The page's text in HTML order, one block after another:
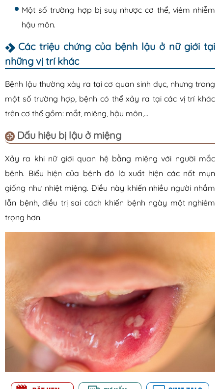
Một số trường hợp bị suy nhược cơ thể, viêm nhiễm
hậu môn.
Các triệu chứng của bệnh lậu ở nữ giới tại
những vị trí khác
Bệnh lậu thường xảy ra tại cơ quan sinh dục, nhưng trong
một số trường hợp, bệnh có thể xảy ra tại các vị trí khác
trên cơ thể gồm: mắt, miệng, hậu môn,…
Dấu hiệu bị lậu ở miệng
Xảy ra khi nữ giới quan hệ bằng miệng với người mắc
bệnh. Biểu hiện của bệnh đó là xuất hiện các nốt mụn
giống như nhiệt miệng. Điều này khiến nhiều người nhầm
lẫn bệnh, điều trị sai cách khiến bệnh ngày một nghiêm
trọng hơn.